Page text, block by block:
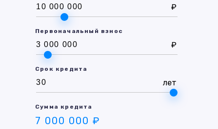
₽
Первоначальный взнос
₽
Срок кредита
лет
Сумма кредита
7 000 000 ₽